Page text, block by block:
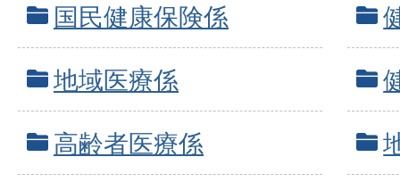
国民健康保険係
地域医療係
高齢者医療係